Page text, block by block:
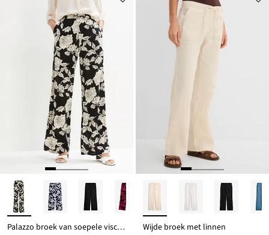
Palazzo broek van soepele viscose Wijde broek met linnen